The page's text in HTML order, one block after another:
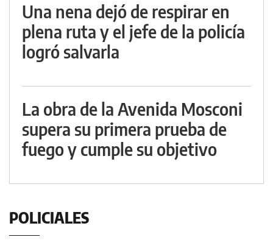
Una nena dejó de respirar en
plena ruta y el jefe de la policía
logró salvarla
La obra de la Avenida Mosconi
supera su primera prueba de
fuego y cumple su objetivo
POLICIALES